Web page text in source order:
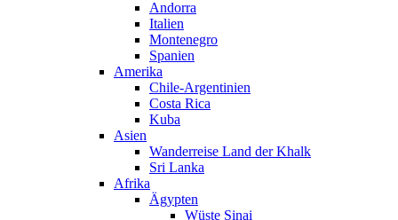
Andorra
Italien
Montenegro
Spanien
Amerika
Chile-Argentinien
Costa Rica
Kuba
Asien
Wanderreise Land der Khalk
Sri Lanka
Afrika
Ägypten
Wüste Sinai